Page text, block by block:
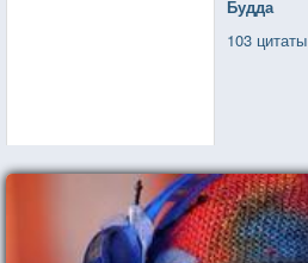
Будда
103 цитаты